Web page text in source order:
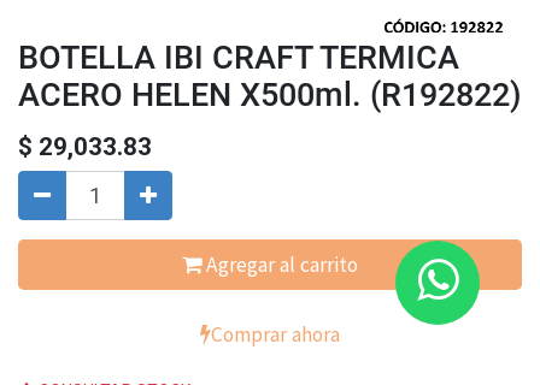
BOTELLA IBI CRAFT TERMICA
ACERO HELEN X500ml. (R192822)
$ 29,033.83
Agregar al carrito
Comprar ahora